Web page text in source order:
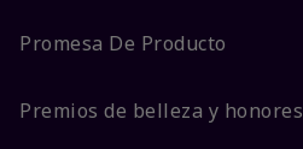
Promesa De Producto
Premios de belleza y honores